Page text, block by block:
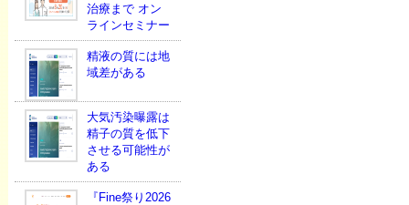
治療まで オン
ラインセミナー
精液の質には地
域差がある
大気汚染曝露は
精子の質を低下
させる可能性が
ある
『Fine祭り2026